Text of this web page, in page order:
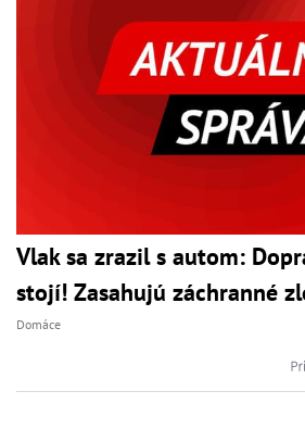
Vlak sa zrazil s autom:
stojí! Zasahujú záchranné
Domáce